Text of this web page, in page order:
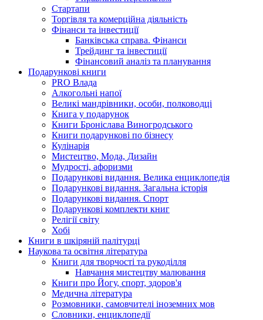
Стартапи
Торгівля та комерційна діяльність
Фінанси та інвестиції
Банківська справа. Фінанси
Трейдинг та інвестиції
Фінансовий аналіз та планування
Подарункові книги
PRO Влада
Алкогольні напої
Великі мандрівники, особи, полководці
Книга у подарунок
Книги Броніслава Виногродського
Книги подарункові по бізнесу
Кулінарія
Мистецтво, Мода, Дизайн
Мудрості, афоризми
Подарункові видання. Велика енциклопедія
Подарункові видання. Загальна історія
Подарункові видання. Спорт
Подарункові комплекти книг
Релігії світу
Хобі
Книги в шкіряній палітурці
Наукова та освітня література
Книги для творчості та рукоділля
Навчання мистецтву малювання
Книги про Йогу, спорт, здоров'я
Медична література
Розмовники, самовчителі іноземних мов
Словники, енциклопедії